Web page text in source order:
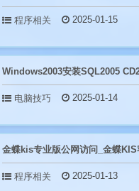
程序相关 2025-01-15
电脑技巧 2025-01-14
程序相关 2025-01-13